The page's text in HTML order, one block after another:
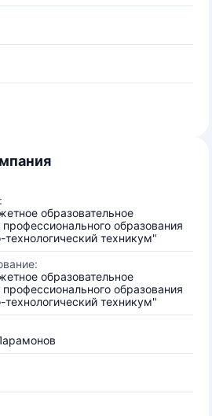
образовательное
образования
техникум"
образовательное
образования
техникум"